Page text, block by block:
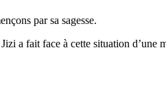
par sa sagesse.
a fait face à cette situation d’une